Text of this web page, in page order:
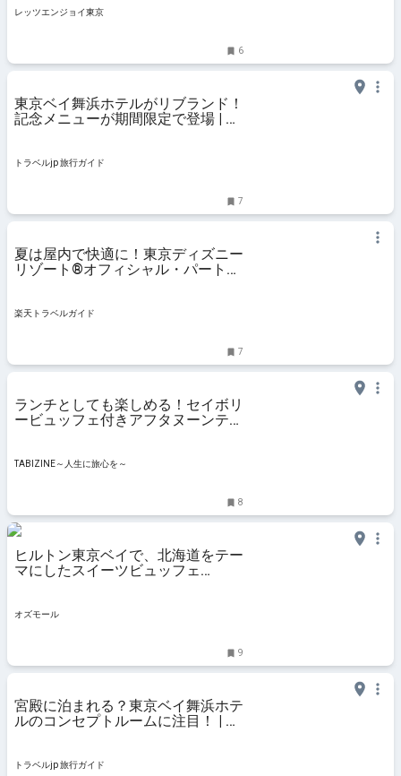
レッツエンジョイ東京
6
東京ベイ舞浜ホテルがリブランド！
記念メニューが期間限定で登場 | 千
トラベルjp 旅行ガイド
7
夏は屋内で快適に！東京ディズニー
リゾート®オフィシャル・パートナ
ル】
楽天トラベルガイド
7
ランチとしても楽しめる！セイボリ
ービュッフェ付きアフタヌーンティ
TABIZINE～人生に旅心を～
8
ヒルトン東京ベイで、北海道をテー
マにしたスイーツビュッフェ
オズモール
9
宮殿に泊まれる？東京ベイ舞浜ホテ
ルのコンセプトルームに注目！ | 千
トラベルjp 旅行ガイド